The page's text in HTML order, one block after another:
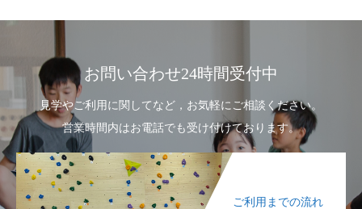
お問い合わせ24時間受付中
見学やご利用に関してなど，お気軽にご相談ください。
営業時間内はお電話でも受け付けております。
ご利用までの流れ